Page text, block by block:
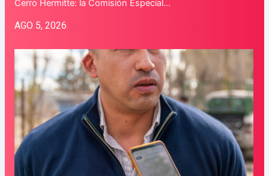
Cerro Hermitte: la Comisión Especial…
AGO 5, 2026